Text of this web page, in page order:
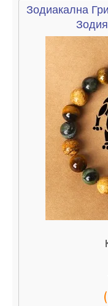
Зодиакална